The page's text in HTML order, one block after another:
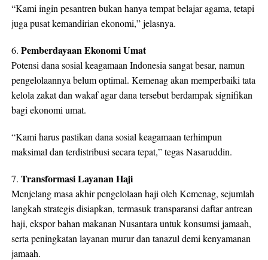
“Kami ingin pesantren bukan hanya tempat belajar agama, tetapi
juga pusat kemandirian ekonomi,” jelasnya.
6. Pemberdayaan Ekonomi Umat
Potensi dana sosial keagamaan Indonesia sangat besar, namun
pengelolaannya belum optimal. Kemenag akan memperbaiki tata
kelola zakat dan wakaf agar dana tersebut berdampak signifikan
bagi ekonomi umat.
“Kami harus pastikan dana sosial keagamaan terhimpun
maksimal dan terdistribusi secara tepat,” tegas Nasaruddin.
7. Transformasi Layanan Haji
Menjelang masa akhir pengelolaan haji oleh Kemenag, sejumlah
langkah strategis disiapkan, termasuk transparansi daftar antrean
haji, ekspor bahan makanan Nusantara untuk konsumsi jamaah,
serta peningkatan layanan murur dan tanazul demi kenyamanan
jamaah.